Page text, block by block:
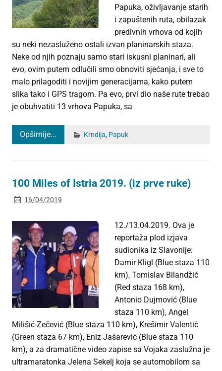
Papuka, oživljavanje starih
i zapuštenih ruta, obilazak
predivnih vrhova od kojih
su neki nezasluženo ostali izvan planinarskih staza.
Neke od njih poznaju samo stari iskusni planinari, ali
evo, ovim putem odlučili smo obnoviti sjećanja, i sve to
malo prilagoditi i novijim generacijama, kako putem
slika tako i GPS tragom. Pa evo, prvi dio naše rute trebao
je obuhvatiti 13 vrhova Papuka, sa
Opširnije... Krndija, Papuk
100 Miles of Istria 2019. (iz prve ruke)
16/04/2019
12./13.04.2019. Ova je
reportaža plod izjava
sudionika iz Slavonije:
Damir Kligl (Blue staza 110
km), Tomislav Bilandžić
(Red staza 168 km),
Antonio Dujmović (Blue
staza 110 km), Angel
Milišić-Zečević (Blue staza 110 km), Krešimir Valentić
(Green staza 67 km), Eniz Jašarević (Blue staza 110
km), a za dramatične video zapise sa Vojaka zaslužna je
ultramaratonka Jelena Sekelj koja se automobilom sa